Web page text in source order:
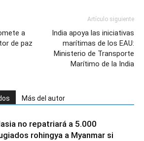
a
de paz
Artículo siguiente
India apoya las iniciativas
marítimas de los EAU:
Ministerio de Transporte
Marítimo de la India
Más del autor
no repatriará a 5.000
rohingya a Myanmar si